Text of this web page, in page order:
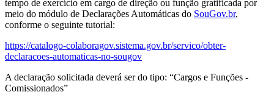
tempo de exercício em cargo de direção ou função gratificada por
meio do módulo de Declarações Automáticas do SouGov.br,
conforme o seguinte tutorial:
https://catalogo-colaboragov.sistema.gov.br/servico/obter-
declaracoes-automaticas-no-sougov
A declaração solicitada deverá ser do tipo: “Cargos e Funções -
Comissionados”